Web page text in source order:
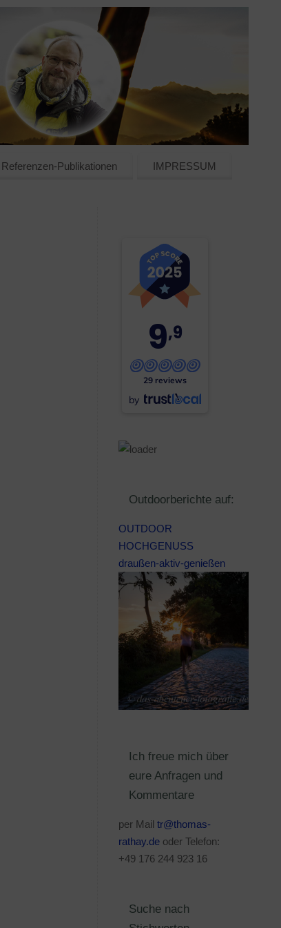
Referenzen-Publikationen IMPRESSUM
9,9
29 reviews
by
Outdoorberichte auf:
OUTDOOR
HOCHGENUSS
draußen-aktiv-genießen
Ich freue mich über
eure Anfragen und
Kommentare
per Mail tr@thomas-
rathay.de oder Telefon:
+49 176 244 923 16
Suche nach